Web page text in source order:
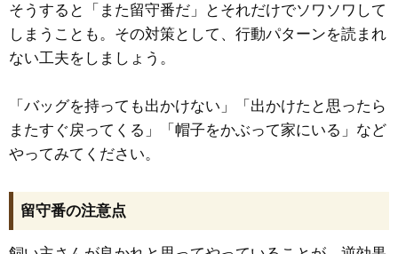
そうすると「また留守番だ」とそれだけでソワソワして
しまうことも。その対策として、行動パターンを読まれ
ない工夫をしましょう。
「バッグを持っても出かけない」「出かけたと思ったら
またすぐ戻ってくる」「帽子をかぶって家にいる」など
やってみてください。
留守番の注意点